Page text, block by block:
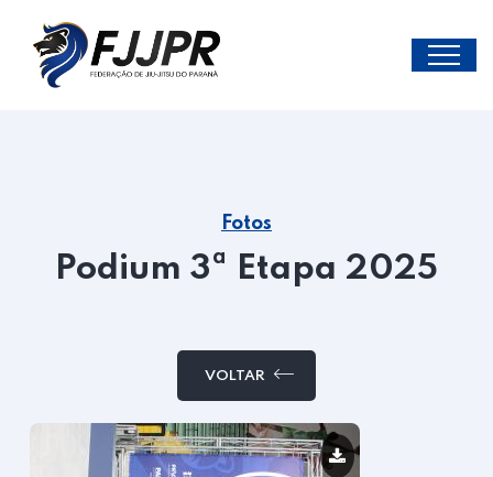
Fotos
Podium 3ª Etapa 2025
VOLTAR